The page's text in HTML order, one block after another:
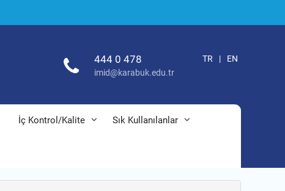
444 0 478
imid@karabuk.edu.tr
EN
|
TR
İç Kontrol/Kalite Sık Kullanılanlar